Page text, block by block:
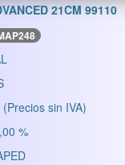
21CM 99110
(Precios sin IVA)
%